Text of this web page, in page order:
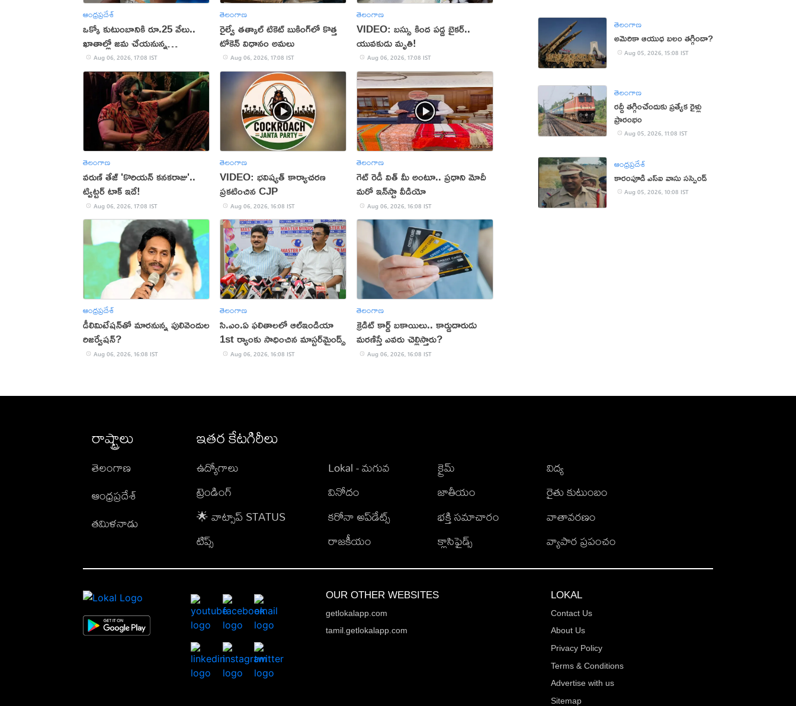
ఆంధ్రప్రదేశ్
ఒక్కో కుటుంబానికి రూ.25 వేలు..
ఖాతాల్లో జ‌మ చేయ‌నున్న
ప్ర‌భుత్వం..!
Aug 06, 2026, 17:08 IST
తెలంగాణ
రైల్వే తత్కాల్ టికెట్ బుకింగ్‌లో కొత్త
టోకెన్ విధానం అమలు
Aug 06, 2026, 17:08 IST
తెలంగాణ
VIDEO: బస్సు కింద పడ్డ బైకర్..
యువకుడు మృతి!
Aug 06, 2026, 17:08 IST
తెలంగాణ
వరుణ్ తేజ్ 'కొరియన్ కనకరాజు'..
ట్విట్టర్ టాక్ ఇదే!
Aug 06, 2026, 17:08 IST
తెలంగాణ
VIDEO: భవిష్యత్ కార్యాచరణ
ప్రకటించిన CJP
Aug 06, 2026, 16:08 IST
తెలంగాణ
గెట్ రెడీ విత్ మీ అంటూ.. ప్రధాని మోదీ
మరో ఇన్‌స్టా వీడియో
Aug 06, 2026, 16:08 IST
ఆంధ్రప్రదేశ్
డీలిమిటేషన్‌తో మారనున్న పులివెందుల
రిజర్వేషన్?
Aug 06, 2026, 16:08 IST
తెలంగాణ
సి.ఎం.ఏ ఫలితాలలో ఆల్ఇండియా
1st ర్యాంకు సాధించిన మాస్టర్‌మైండ్స్
Aug 06, 2026, 16:08 IST
తెలంగాణ
క్రెడిట్ కార్డ్ బకాయిలు.. కార్డుదారుడు
మరణిస్తే ఎవరు చెల్లిస్తారు?
Aug 06, 2026, 16:08 IST
తెలంగాణ
అమెరికా ఆయుధ బలం తగ్గిందా?
Aug 05, 2026, 15:08 IST
తెలంగాణ
రద్దీ తగ్గించేందుకు ప్రత్యేక రైళ్లు
ప్రారంభం
Aug 05, 2026, 11:08 IST
ఆంధ్రప్రదేశ్
కారంపూడి ఎస్ఐ వాసు స‌స్పెండ్‌
Aug 05, 2026, 10:08 IST
రాష్ట్రాలు
తెలంగాణ
ఆంధ్రప్రదేశ్
తమిళనాడు
ఇతర కేటగిరీలు
ఉద్యోగాలు
ట్రెండింగ్
🌟 వాట్సాప్ STATUS
టిప్స్
Lokal - మగువ
వినోదం
కరోనా అప్‌డేట్స్
రాజకీయం
క్రైమ్
జాతీయం
భక్తి సమాచారం
క్లాసిఫైడ్స్
విద్య
రైతు కుటుంబం
వాతావరణం
వ్యాపార ప్రపంచం
OUR OTHER WEBSITES
getlokalapp.com
tamil.getlokalapp.com
LOKAL
Contact Us
About Us
Privacy Policy
Terms & Conditions
Advertise with us
Sitemap